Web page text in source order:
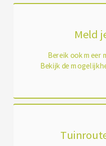
Meld
Bereik ook meer
Bekijk de